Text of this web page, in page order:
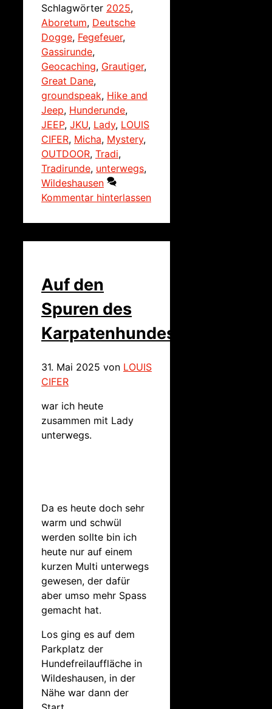
Schlagwörter 2025,
Aboretum, Deutsche
Dogge, Fegefeuer,
Gassirunde,
Geocaching, Grautiger,
Great Dane,
groundspeak, Hike and
Jeep, Hunderunde,
JEEP, JKU, Lady, LOUIS
CIFER, Micha, Mystery,
OUTDOOR, Tradi,
Tradirunde, unterwegs,
Wildeshausen
Kommentar hinterlassen
Auf den
Spuren des
Karpatenhundes
31. Mai 2025 von LOUIS
CIFER
war ich heute
zusammen mit Lady
unterwegs.
Da es heute doch sehr
warm und schwül
werden sollte bin ich
heute nur auf einem
kurzen Multi unterwegs
gewesen, der dafür
aber umso mehr Spass
gemacht hat.
Los ging es auf dem
Parkplatz der
Hundefreilauffläche in
Wildeshausen, in der
Nähe war dann der